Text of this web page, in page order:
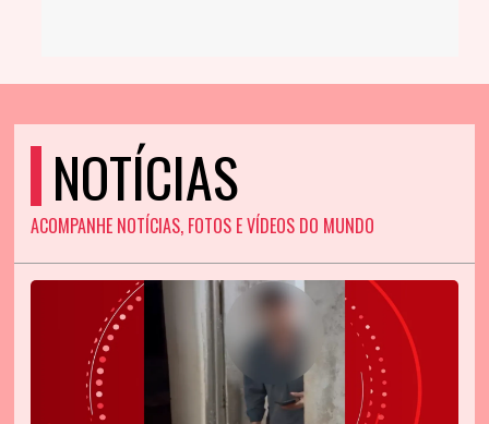
NOTÍCIAS
ACOMPANHE NOTÍCIAS, FOTOS E VÍDEOS DO MUNDO